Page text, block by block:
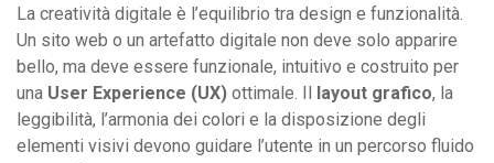
La creatività digitale è l’equilibrio tra design e funzionalità.
Un sito web o un artefatto digitale non deve solo apparire
bello, ma deve essere funzionale, intuitivo e costruito per
una User Experience (UX) ottimale. Il layout grafico, la
leggibilità, l’armonia dei colori e la disposizione degli
elementi visivi devono guidare l’utente in un percorso fluido